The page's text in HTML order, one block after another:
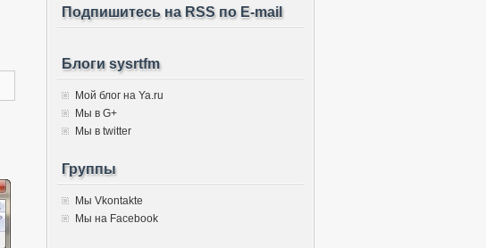
Подпишитесь на RSS по E-mail
Блоги sysrtfm
Мой блог на Ya.ru
Мы в G+
Мы в twitter
Группы
Мы Vkontakte
Мы на Facebook